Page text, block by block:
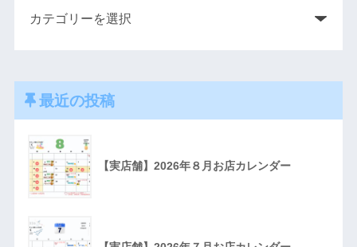
最近の投稿
【実店舗】2026年８月お店カレンダー